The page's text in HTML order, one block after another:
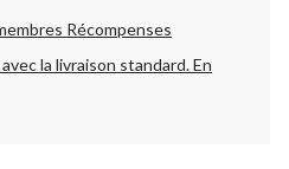
Récompenses
la livraison standard.En